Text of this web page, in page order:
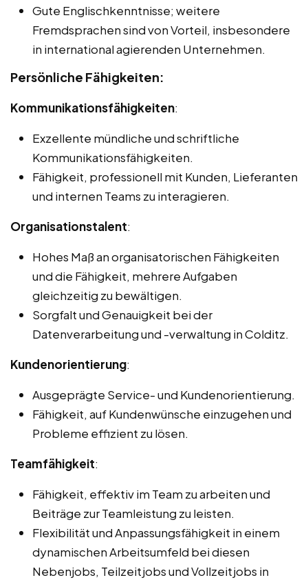
Gute Englischkenntnisse; weitere
Fremdsprachen sind von Vorteil, insbesondere
in international agierenden Unternehmen.
Persönliche Fähigkeiten:
Kommunikationsfähigkeiten:
Exzellente mündliche und schriftliche
Kommunikationsfähigkeiten.
Fähigkeit, professionell mit Kunden, Lieferanten
und internen Teams zu interagieren.
Organisationstalent:
Hohes Maß an organisatorischen Fähigkeiten
und die Fähigkeit, mehrere Aufgaben
gleichzeitig zu bewältigen.
Sorgfalt und Genauigkeit bei der
Datenverarbeitung und -verwaltung in Colditz.
Kundenorientierung:
Ausgeprägte Service- und Kundenorientierung.
Fähigkeit, auf Kundenwünsche einzugehen und
Probleme effizient zu lösen.
Teamfähigkeit:
Fähigkeit, effektiv im Team zu arbeiten und
Beiträge zur Teamleistung zu leisten.
Flexibilität und Anpassungsfähigkeit in einem
dynamischen Arbeitsumfeld bei diesen
Nebenjobs, Teilzeitjobs und Vollzeitjobs in